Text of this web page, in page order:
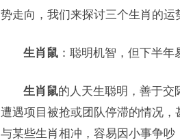
势走向，我们来探讨三个生肖的运
生肖鼠 ：聪明机智，但下半年
生肖鼠的人天生聪明，善于交
遭遇项目被抢或团队停滞的情况，
与某些生肖相冲，容易因小事争